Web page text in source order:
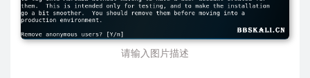
请输入图片描述